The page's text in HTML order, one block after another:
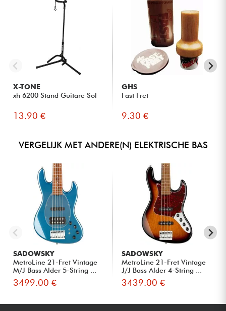
X-TONE
xh 6200 Stand Guitare Sol
13.90 €
GHS
Fast Fret
9.30 €
VERGELIJK MET ANDERE(N) ELEKTRISCHE BAS
SADOWSKY
MetroLine 21-Fret Vintage
M/J Bass Alder 5-String ...
3499.00 €
SADOWSKY
MetroLine 21-Fret Vintage
J/J Bass Alder 4-String ...
3439.00 €